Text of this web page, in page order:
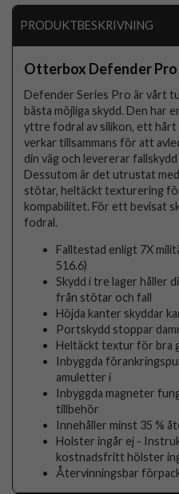
PRODUKTBESKRIVNING
Otterbox Defender
Defender Series Pro är vårt
bästa möjliga skydd. Den har
yttre fodral av silikon, ett hårt
verkar tillsammans för att
din väg och levererar
Dessutom är det utrustat
stötar, heltäckt texturering
kompabilitet. För ett bevisat
fodral.
Falltestad enligt 7X
516.6)
Skydd i tre lager håller
från stötar och fall
Höjda kanter skyddar
Portskydd stoppar
Heltäckt textur för bra
Inbyggda
amuletter i
Inbyggda magneter
tillbehör
Innehåller minst 35 %
Holster ingår ej -
kostnadsfritt hölster
Återvinningsbar